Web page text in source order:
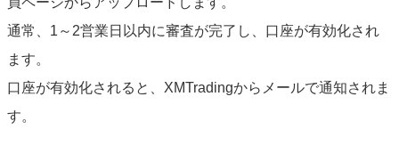
通常、1～2営業日以内に審査が完了し、口座が有効化され
ます。
口座が有効化されると、XMTradingからメールで通知されま
す。